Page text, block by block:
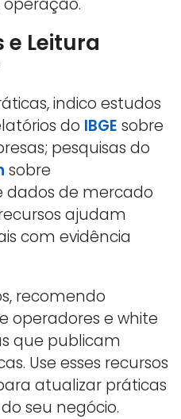
e Leitura
indico estudos
do IBGE sobre
pesquisas do
sobre
dados de mercado
recursos ajudam
com evidência
recomendo
operadores e white
que publicam
Use esses recursos
atualizar práticas
seu negócio.